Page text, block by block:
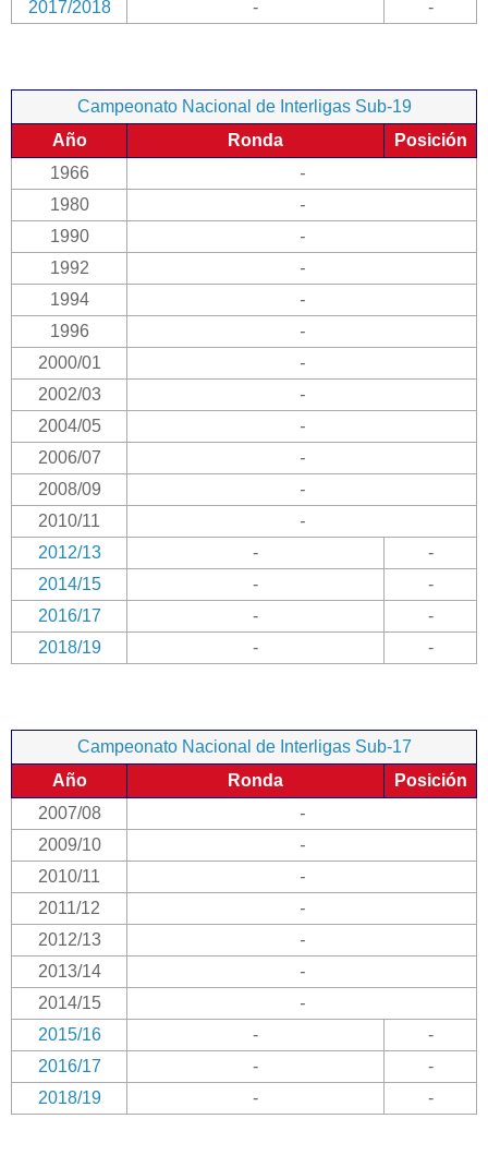
2017/2018 - -
Campeonato Nacional de Interligas Sub-19
Año
Ronda
Posición
1966
-
1980
-
1990
-
1992
-
1994
-
1996
-
2000/01
-
2002/03
-
2004/05
-
2006/07
-
2008/09
-
2010/11
-
2012/13
-
-
2014/15
-
-
2016/17
-
-
2018/19
- -
Campeonato Nacional de Interligas Sub-17
Año
Ronda
Posición
2007/08
-
2009/10
-
2010/11
-
2011/12
-
2012/13
-
2013/14
-
2014/15
-
2015/16
-
-
2016/17
-
-
2018/19
- -